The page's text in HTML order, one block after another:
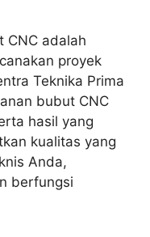
CNC adalah
proyek
Teknika Prima
bubut CNC
hasil yang
kualitas yang
Anda,
berfungsi